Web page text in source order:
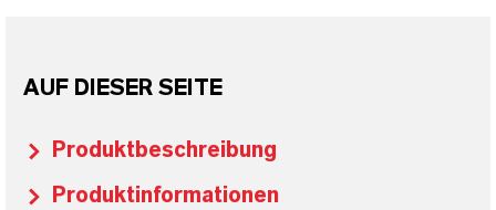
AUF DIESER SEITE
Produktbeschreibung
Produktinformationen